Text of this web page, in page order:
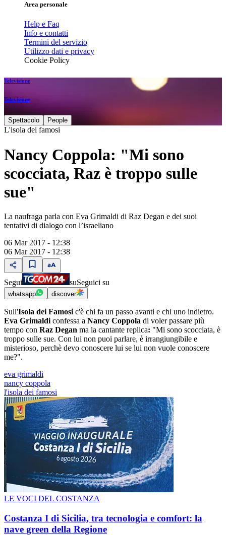
Area personale
Help e Faq
Info e contatti
Termini del servizio
Utilizzo dati e privacy
Cookie Policy
Televisione
Televisione
Spettacolo People
L'isola dei famosi
Nancy Coppola: "Mi sono
scocciata, Raz è troppo sulle
sue"
La naufraga parla con Eva Grimaldi di Raz Degan e dei suoi
tentativi di dialogo con l’israeliano
06 Mar 2017 - 12:38
06 Mar 2017 - 12:38
Segui suSeguici su
whatsapp discover
Sull'Isola dei Famosi c'è chi fa un passo avanti e chi uno indietro.
Eva Grimaldi confessa a Nancy Coppola di voler passare più
tempo con Raz Degan ma la cantante replica: "Mi sono scocciata, è
troppo sulle sue. Con lui non puoi parlare, è irrangiungibile e
misterioso, perchè devo conoscere lui se lui non vuole conoscere
me?".
eva grimaldi
nancy coppola
l'isola dei famosi
LE VOCI DEL COSTANZA
Costanza I di Sicilia, tra tecnologia e comfort: la
nave green della Regione